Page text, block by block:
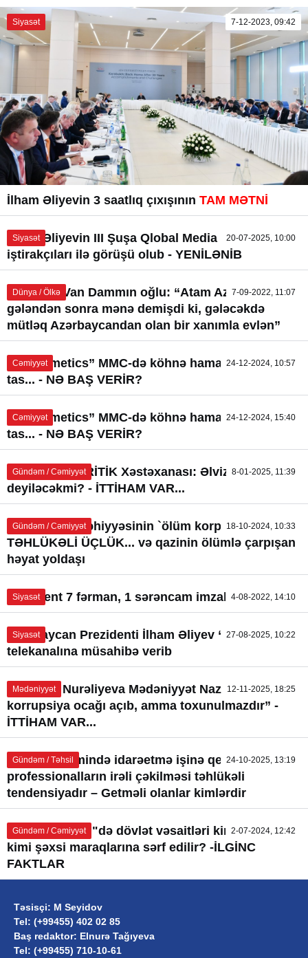
Siyasət 7-12-2023, 09:42
İlham Əliyevin 3 saatlıq çıxışının TAM MƏTNİ
Siyasət 20-07-2025, 10:00
İlham Əliyevin III Şuşa Qlobal Media Forumunun
iştirakçıları ilə görüşü olub - YENİLƏNİB
Dünya / Ölkə 7-09-2022, 11:07
Jan Klod Van Dammın oğlu: “Atam Azərbaycana
gələndən sonra mənə demişdi ki, gələcəkdə
mütləq Azərbaycandan olan bir xanımla evlən”
Cəmiyyət 24-12-2024, 10:57
“Azcosmetics” MMC-də köhnə hamam... köhnə
tas... - NƏ BAŞ VERİR?
Cəmiyyət 24-12-2024, 15:40
“Azcosmetics” MMC-də köhnə hamam... köhnə
tas... - NƏ BAŞ VERİR?
Gündəm / Cəmiyyət 8-01-2025, 11:39
Respublika KRİTİK Xəstəxanası: Əlvizə `ƏLVİDA`
deyiləcəkmi? - İTTİHAM VAR...
Gündəm / Cəmiyyət 18-10-2024, 10:33
Azərbaycan səhiyyəsinin `ölüm korpusu`:
TƏHLÜKƏLİ ÜÇLÜK... və qazinin ölümlə çarpışan
həyat yoldaşı
Siyasət 4-08-2022, 14:10
Prezident 7 fərman, 1 sərəncam imzaladı
Siyasət 27-08-2025, 10:22
Azərbaycan Prezidenti İlham Əliyev “Əl-Ərəbiyyə”
telekanalına müsahibə verib
Mədəniyyət 12-11-2025, 18:25
“Mənzər Nurəliyeva Mədəniyyət Nazirliyində
korrupsiya ocağı açıb, amma toxunulmazdır” -
İTTİHAM VAR...
Gündəm / Təhsil 24-10-2025, 13:19
Təhsil sistemində idarəetmə işinə qeyri-
professionalların irəli çəkilməsi təhlükəli
tendensiyadır – Getməli olanlar kimlərdir
Gündəm / Cəmiyyət 2-07-2024, 12:42
"AZƏRENERJİ"də dövlət vəsaitləri kimlərin nə
kimi şəxsi maraqlarına sərf edilir? -İLGİNC
FAKTLAR
Təsisçi: M Seyidov
Tel: (+99455) 402 02 85
Baş redaktor: Elnurə Tağıyeva
Tel: (+99455) 710-10-61